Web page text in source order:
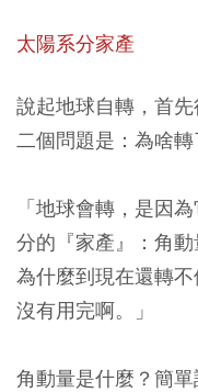
太陽系分家產
說起地球自轉，首
二個問題是：為啥
「地球會轉，是因
分的『家產』：角
為什麼到現在還轉
沒有用完啊。」
角動量是什麼？簡